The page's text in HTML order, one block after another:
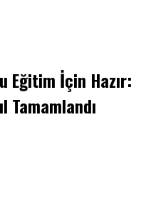
Eğitim İçin Hazır:
Tamamlandı